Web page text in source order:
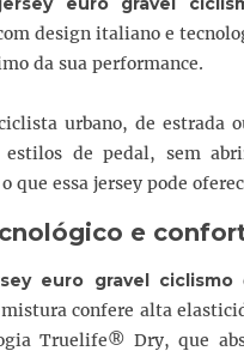
design italiano e
da sua performance.
urbano, de estrada
estilos de pedal, sem
que essa jersey pode
e
euro gravel ciclismo
mistura confere alta
Truelife® Dry, que